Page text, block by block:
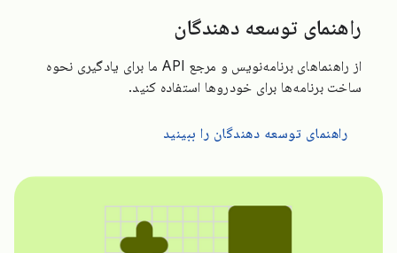
راهنمای توسعه دهندگان
از راهنماهای برنامه‌نویس و مرجع API ما برای یادگیری نحوه
ساخت برنامه‌ها برای خودروها استفاده کنید.
راهنمای توسعه دهندگان را ببینید